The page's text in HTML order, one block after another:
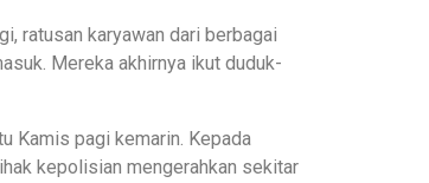
ratusan karyawan dari berbagai
Mereka akhirnya ikut duduk-
Kamis pagi kemarin. Kepada
kepolisian mengerahkan sekitar